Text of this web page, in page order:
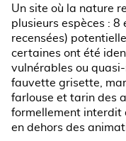
Un site où la nature
plusieurs espèces : 8
recensées)
certaines ont été
vulnérables ou
fauvette grisette,
farlouse et tarin des
formellement interdit
en dehors des